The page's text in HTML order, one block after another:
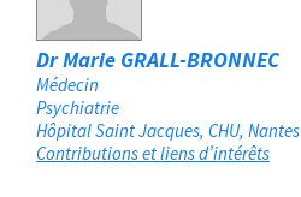
Dr Marie GRALL-BRONNEC
Médecin
Psychiatrie
Hôpital Saint Jacques, CHU Nantes
Contributions et liens d’intérêts